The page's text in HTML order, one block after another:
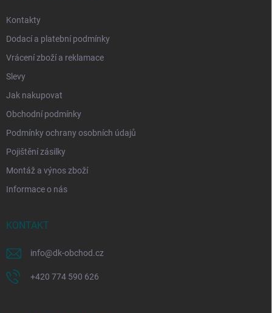
Kontakty
Dodací a platební podmínky
Vrácení zboží a reklamace
Slevy
Jak nakupovat
Obchodní podmínky
Podmínky ochrany osobních údajů
Pojištění zásilky
Montáž a výnos zboží
Informace o nás
KONTAKT
info@dk-obchod.cz
+420 774 590 626